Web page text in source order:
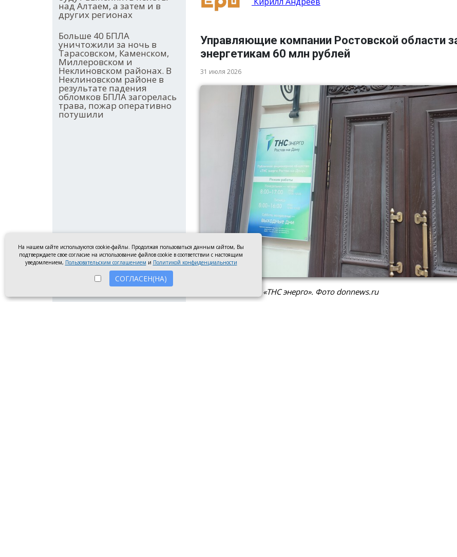
над Алтаем, а затем и в
других регионах
Больше 40 БПЛА
уничтожили за ночь в
Тарасовском, Каменском,
Миллеровском и
Неклиновском районах. В
Неклиновском районе в
результате падения
обломков БПЛА загорелась
трава, пожар оперативно
потушили
Управляющие компании Ростовской области
энергетикам 60 млн рублей
31 июля 2026
Офис компании «ТНС энерго». Фото donnews.ru
На нашем сайте используются cookie-файлы. Продолжая пользоваться данным сайтом, Вы
подтверждаете свое согласие на использование файлов cookie в соответствии с настоящим
уведомлением, Пользовательским соглашением и Политикой конфиденциальности
СОГЛАСЕН(НА)